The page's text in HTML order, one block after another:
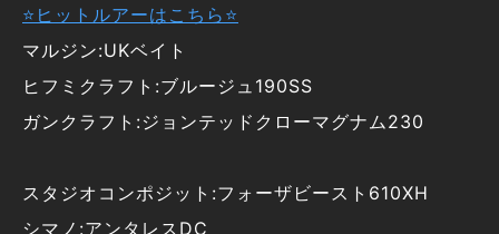
⭐ヒットルアーはこちら⭐
マルジン:UKベイト
ヒフミクラフト:ブルージュ190SS
ガンクラフト:ジョンテッドクローマグナム230
スタジオコンポジット:フォーザビースト610XH
シマノ:アンタレスDC